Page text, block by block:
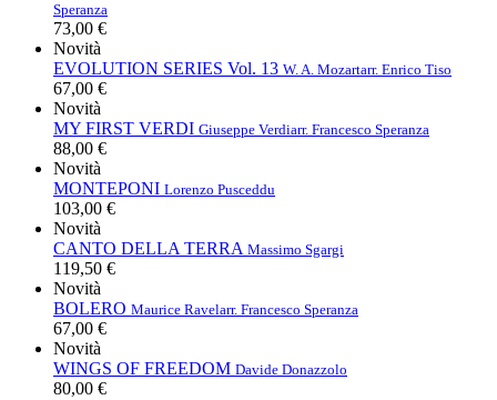
Speranza
73,00 €
Novità
EVOLUTION SERIES Vol. 13 W. A. Mozartarr. Enrico Tiso
67,00 €
Novità
MY FIRST VERDI Giuseppe Verdiarr. Francesco Speranza
88,00 €
Novità
MONTEPONI Lorenzo Pusceddu
103,00 €
Novità
CANTO DELLA TERRA Massimo Sgargi
119,50 €
Novità
BOLERO Maurice Ravelarr. Francesco Speranza
67,00 €
Novità
WINGS OF FREEDOM Davide Donazzolo
80,00 €